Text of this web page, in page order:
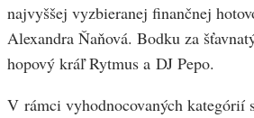
najvyššej vyzbieranej finančnej
Alexandra Ňaňová. Bodku za
hopový kráľ Rytmus a DJ Pepo.
V rámci vyhodnocovaných kategórií